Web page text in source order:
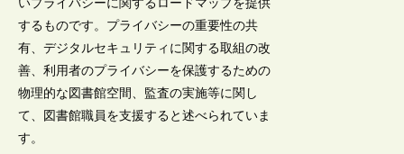
いプライバシーに関するロードマップを提供
するものです。プライバシーの重要性の共
有、デジタルセキュリティに関する取組の改
善、利用者のプライバシーを保護するための
物理的な図書館空間、監査の実施等に関し
て、図書館職員を支援すると述べられていま
す。